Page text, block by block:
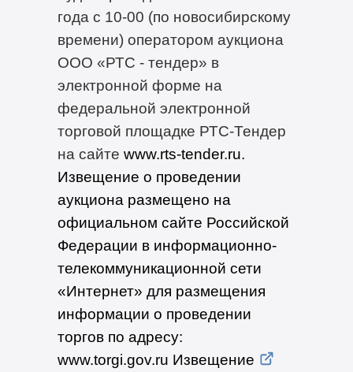
года с 10-00 (по новосибирскому
времени) оператором аукциона
ООО «РТС - тендер» в
электронной форме на
федеральной электронной
торговой площадке РТС-Тендер
на сайте www.rts-tender.ru.
Извещение о проведении
аукциона размещено на
официальном сайте Российской
Федерации в информационно-
телекоммуникационной сети
«Интернет» для размещения
информации о проведении
торгов по адресу:
www.torgi.gov.ru Извещение